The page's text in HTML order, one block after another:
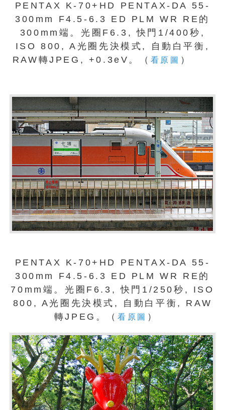
PENTAX K-70+HD PENTAX-DA 55-
300mm F4.5-6.3 ED PLM WR RE的
300mm端。光圈F6.3, 快門1/400秒,
ISO 800, A光圈先決模式, 自動白平衡,
RAW轉JPEG, +0.3eV。（ 看原圖 ）
PENTAX K-70+HD PENTAX-DA 55-
300mm F4.5-6.3 ED PLM WR RE的
70mm端。光圈F6.3, 快門1/250秒, ISO
800, A光圈先決模式, 自動白平衡, RAW
轉JPEG。（ 看原圖 ）